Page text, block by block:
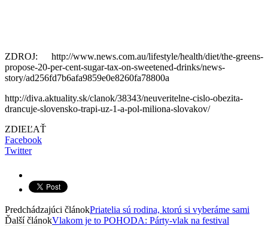
ZDROJ: http://www.news.com.au/lifestyle/health/diet/the-greens-
propose-20-per-cent-sugar-tax-on-sweetened-drinks/news-
story/ad256fd7b6afa9859e0e8260fa78800a
http://diva.aktuality.sk/clanok/38343/neuveritelne-cislo-obezita-
drancuje-slovensko-trapi-uz-1-a-pol-miliona-slovakov/
ZDIEĽAŤ
Facebook
Twitter
Predchádzajúci článokPriatelia sú rodina, ktorú si vyberáme sami
Ďalší článokVlakom je to POHODA: Párty-vlak na festival